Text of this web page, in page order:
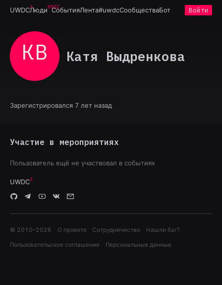
UWDCЛюди6932
СобытияЛента#uwdcСообществаБот Войти
КВ Катя Выдренкова
Зарегистрировался 7 лет назад
Участие в мероприятиях
Пользователь ещё не участвовал в событиях
UWDC
© 2010–2026 О проекте Сотрудничество Нашли баг?
Пользовательское соглашение Персональные данные